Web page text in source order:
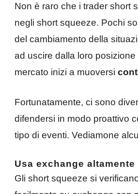
Non è raro che i trader short
negli short squeeze. Pochi
del cambiamento della
ad uscire dalla loro posizione
mercato inizi a muoversi
Fortunatamente, ci sono
difendersi in modo proattivo
tipo di eventi. Vediamone
Usa exchange
Gli short squeeze si